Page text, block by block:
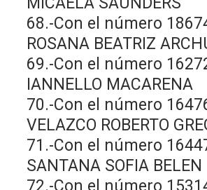
68.-Con el número
ROSANA BEATRIZ
69.-Con el número
IANNELLO MACARENA
70.-Con el número
VELAZCO ROBERTO
71.-Con el número
SANTANA SOFIA BELEN
72.-Con el número